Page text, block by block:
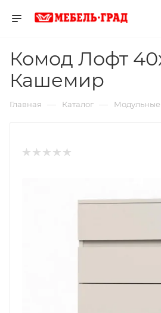
Комод Лофт
Кашемир
Главная — Каталог — Модульные